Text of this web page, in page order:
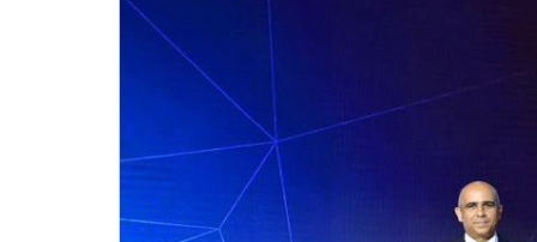
للحصول على البريد الالكترونى للطالب
التدريب الميداني
نادى الطلاب المتفوقين
الدراسات العليا والبحوث والعلاقات الثقافية
عن قطاع الدراسات العليا والبحوث
إدارة العلاقات الثقافية
المصاريف الدراسية لطلاب الدراسات العليا
البرامج الدراسية